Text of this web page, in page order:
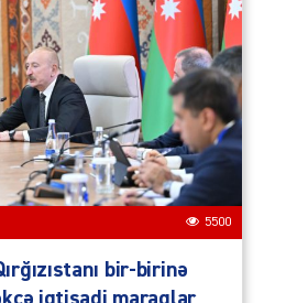
5500
bir-birinə
iqtisadi maraqlar